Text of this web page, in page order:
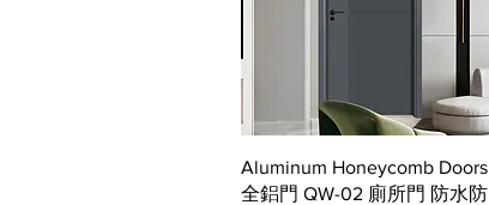
快速瀏覽
Aluminum Honeycomb Doors
全鋁門 QW-02 廁所門 防水防